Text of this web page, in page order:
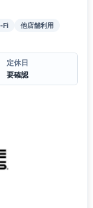
Fi
他店舗利用
定休日
要確認